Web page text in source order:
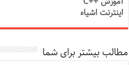
اینترنت اشیاء
مطالب بیشتر برای شما